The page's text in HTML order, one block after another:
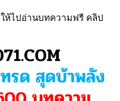
ห้ไปอ่านบทความฟรี คลิป